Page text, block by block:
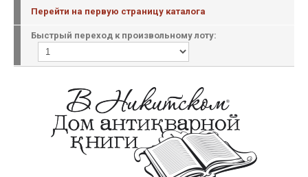
Перейти на первую страницу каталога
Быстрый переход к произвольному лоту: